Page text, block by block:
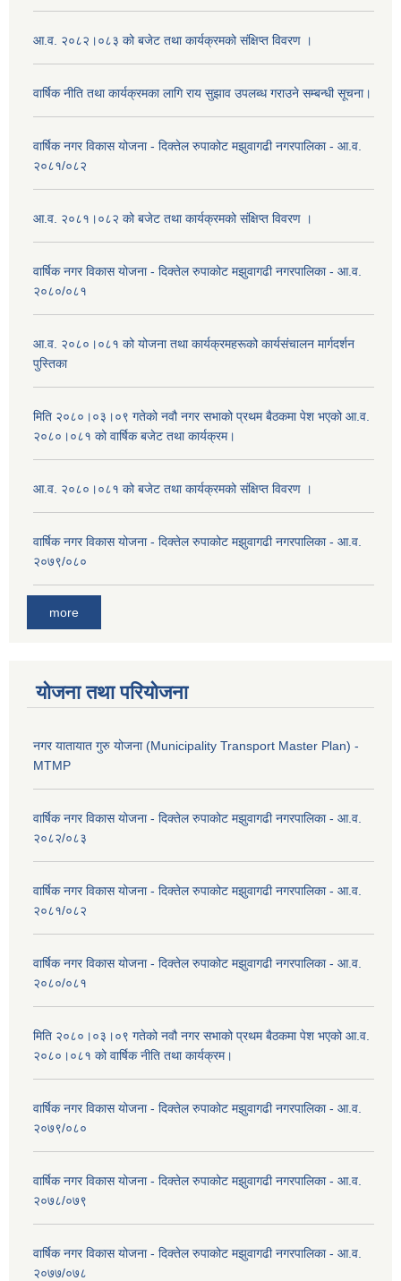
आ.व. २०८२।०८३ को बजेट तथा कार्यक्रमको संक्षिप्त विवरण ।
वार्षिक नीति तथा कार्यक्रमका लागि राय सुझाव उपलब्ध गराउने सम्बन्धी सूचना।
वार्षिक नगर विकास योजना - दिक्तेल रुपाकोट मझुवागढी नगरपालिका - आ.व.
२०८१/०८२
आ.व. २०८१।०८२ को बजेट तथा कार्यक्रमको संक्षिप्त विवरण ।
वार्षिक नगर विकास योजना - दिक्तेल रुपाकोट मझुवागढी नगरपालिका - आ.व.
२०८०/०८१
आ.व. २०८०।०८१ को योजना तथा कार्यक्रमहरूको कार्यसंचालन मार्गदर्शन
पुस्तिका
मिति २०८०।०३।०९ गतेको नवौ नगर सभाको प्रथम बैठकमा पेश भएको आ.व.
२०८०।०८१ को वार्षिक बजेट तथा कार्यक्रम।
आ.व. २०८०।०८१ को बजेट तथा कार्यक्रमको संक्षिप्त विवरण ।
वार्षिक नगर विकास योजना - दिक्तेल रुपाकोट मझुवागढी नगरपालिका - आ.व.
२०७९/०८०
more
योजना तथा परियोजना
नगर यातायात गुरु योजना (Municipality Transport Master Plan) -
MTMP
वार्षिक नगर विकास योजना - दिक्तेल रुपाकोट मझुवागढी नगरपालिका - आ.व.
२०८२/०८३
वार्षिक नगर विकास योजना - दिक्तेल रुपाकोट मझुवागढी नगरपालिका - आ.व.
२०८१/०८२
वार्षिक नगर विकास योजना - दिक्तेल रुपाकोट मझुवागढी नगरपालिका - आ.व.
२०८०/०८१
मिति २०८०।०३।०९ गतेको नवौ नगर सभाको प्रथम बैठकमा पेश भएको आ.व.
२०८०।०८१ को वार्षिक नीति तथा कार्यक्रम।
वार्षिक नगर विकास योजना - दिक्तेल रुपाकोट मझुवागढी नगरपालिका - आ.व.
२०७९/०८०
वार्षिक नगर विकास योजना - दिक्तेल रुपाकोट मझुवागढी नगरपालिका - आ.व.
२०७८/०७९
वार्षिक नगर विकास योजना - दिक्तेल रुपाकोट मझुवागढी नगरपालिका - आ.व.
२०७७/०७८